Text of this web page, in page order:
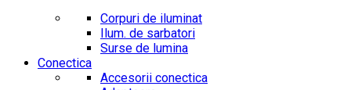
Corpuri de iluminat
Ilum. de sarbatori
Surse de lumina
Conectica
Accesorii conectica